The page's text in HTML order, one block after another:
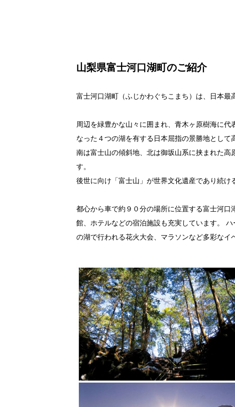
（5）その他目的達成のために町長が必要と
子ども医療費助成事業、高齢者外出支援事
【個人情報の取り扱いについて】
※お寄せ頂いた個人情報は、寄附申込先の
※お礼の品の確認及び送付等を行うため「
【富士河口湖町のふるさと納税についての
山梨県富士河口湖町ふるさと納税お問い合
受付時間：9:00～18:00(土日祝・年末年始
※お電話が大変混みあい、繋がりにくいこ
山梨県富士河口湖町のご紹介
富士河口湖町（ふじかわぐちこまち）は、日本最
周辺を緑豊かな山々に囲まれ、青木ヶ原樹海に
なった４つの湖を有する日本屈指の景勝地として
南は富士山の傾斜地、北は御坂山系に挟まれた
す。
後世に向け「富士山」が世界文化遺産であり続け
都心から車で約９０分の場所に位置する富士河
館、ホテルなどの宿泊施設も充実しています。
の湖で行われる花火大会、マラソンなど多彩なイ